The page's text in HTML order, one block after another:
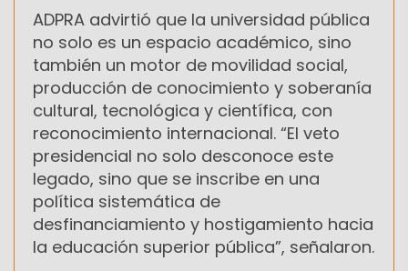
ADPRA advirtió que la universidad pública
no solo es un espacio académico, sino
también un motor de movilidad social,
producción de conocimiento y soberanía
cultural, tecnológica y científica, con
reconocimiento internacional. “El veto
presidencial no solo desconoce este
legado, sino que se inscribe en una
política sistemática de
desfinanciamiento y hostigamiento hacia
la educación superior pública”, señalaron.